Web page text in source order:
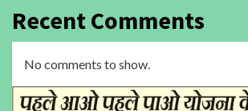
Recent Comments
No comments to show.